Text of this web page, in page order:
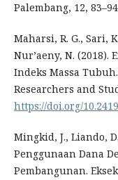
Palembang, 12,
Maharsi, R. G., Sari,
Nur’aeny, N.
Indeks Massa
Researchers and
https://doi.org/
Mingkid, J., Liando,
Penggunaan Dana
Pembangunan.